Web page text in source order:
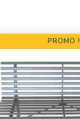
PROMO !